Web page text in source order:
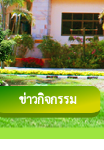
ข่าวกิจกรรม